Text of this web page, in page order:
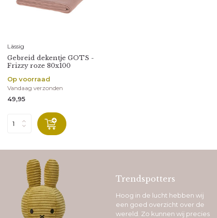
Lässig
Gebreid dekentje GOTS -
Frizzy roze 80x100
Op voorraad
Vandaag verzonden
49,95
Trendspotters
Hoog in de lucht hebben wij
een goed overzicht over de
wereld. Zo kunnen wij precies